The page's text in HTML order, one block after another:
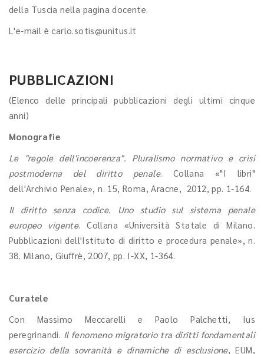
della Tuscia nella pagina docente.
L'e-mail è carlo.sotis@unitus.it
PUBBLICAZIONI
(Elenco delle principali pubblicazioni degli ultimi cinque
anni)
Monografie
Le "regole dell'incoerenza". Pluralismo normativo e crisi
postmoderna del diritto penale. Collana «"I libri"
dell'Archivio Penale», n. 15, Roma, Aracne, 2012, pp. 1-164.
Il diritto senza codice. Uno studio sul sistema penale
europeo vigente. Collana «Università Statale di Milano.
Pubblicazioni dell'Istituto di diritto e procedura penale», n.
38. Milano, Giuffrè, 2007, pp. I-XX, 1-364.
Curatele
Con Massimo Meccarelli e Paolo Palchetti, Ius
peregrinandi. Il fenomeno migratorio tra diritti fondamentali
esercizio della sovranità e dinamiche di esclusione, EUM,